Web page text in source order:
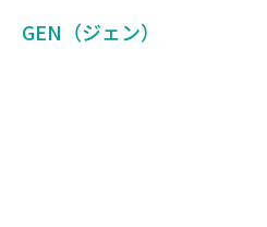
GEN（ジェン）